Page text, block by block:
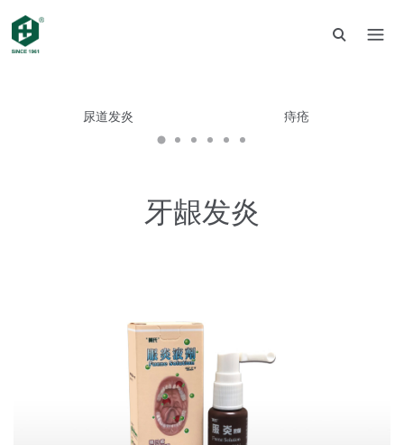
尿道发炎 痔疮
牙龈发炎